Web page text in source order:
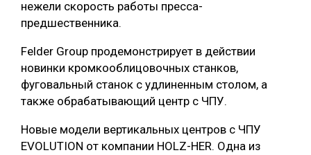
нежели скорость работы пресса-
предшественника.
Felder Group продемонстрирует в действии
новинки кромкооблицовочных станков,
фуговальный станок с удлиненным столом, а
также обрабатывающий центр с ЧПУ.
Новые модели вертикальных центров с ЧПУ
EVOLUTION от компании HOLZ-HER. Одна из